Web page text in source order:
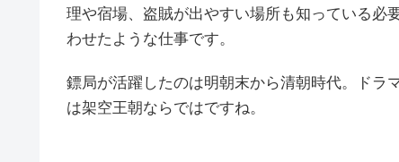
理や宿場、盗賊が出やすい場所も知っている必
わせたような仕事です。
鏢局が活躍したのは明朝末から清朝時代。ドラ
は架空王朝ならではですね。